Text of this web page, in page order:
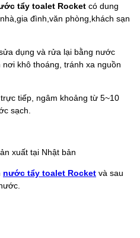
tẩy toalet Rocket có dung
đình,văn phòng,khách sạn
dụng và rửa lại bằng nước
khô thoáng, tránh xa nguồn
tiếp, ngâm khoảng từ 5~10
sạch.
xuất tại Nhật bản
nước tẩy toalet Rocket và sau